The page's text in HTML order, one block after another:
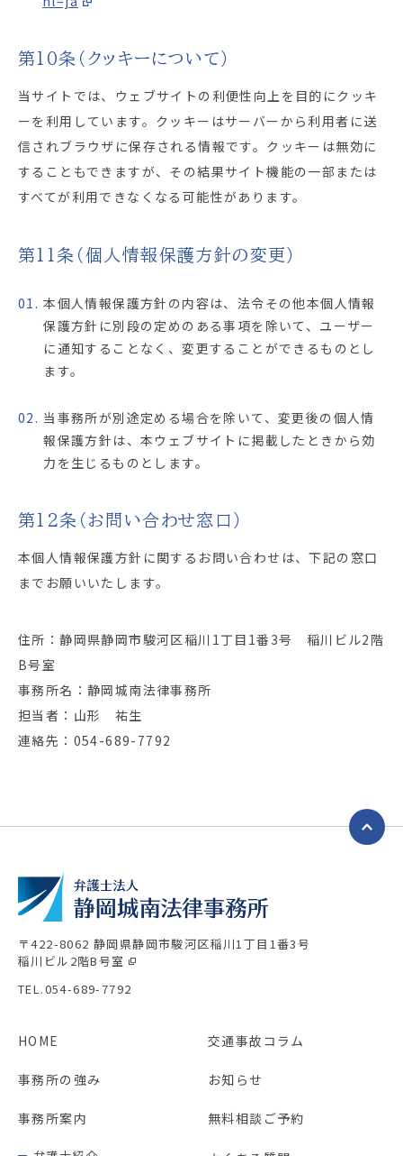
第10条（クッキーについて）
当サイトでは、ウェブサイトの利便性向上を目的にクッキ
ーを利用しています。クッキーはサーバーから利用者に送
信されブラウザに保存される情報です。クッキーは無効に
することもできますが、その結果サイト機能の一部または
すべてが利用できなくなる可能性があります。
第11条（個人情報保護方針の変更）
01. 本個人情報保護方針の内容は、法令その他本個人情報
保護方針に別段の定めのある事項を除いて、ユーザー
に通知することなく、変更することができるものとし
ます。
02. 当事務所が別途定める場合を除いて、変更後の個人情
報保護方針は、本ウェブサイトに掲載したときから効
力を生じるものとします。
第12条（お問い合わせ窓口）
本個人情報保護方針に関するお問い合わせは、下記の窓口
までお願いいたします。
住所：静岡県静岡市駿河区稲川1丁目1番3号 稲川ビル2階
B号室
事務所名：静岡城南法律事務所
担当者：山形 祐生
連絡先：054-689-7792
〒422-8062 静岡県静岡市駿河区稲川1丁目1番3号
稲川ビル2階B号室
TEL.054-689-7792
HOME
事務所の強み
事務所案内
交通事故コラム
お知らせ
無料相談ご予約